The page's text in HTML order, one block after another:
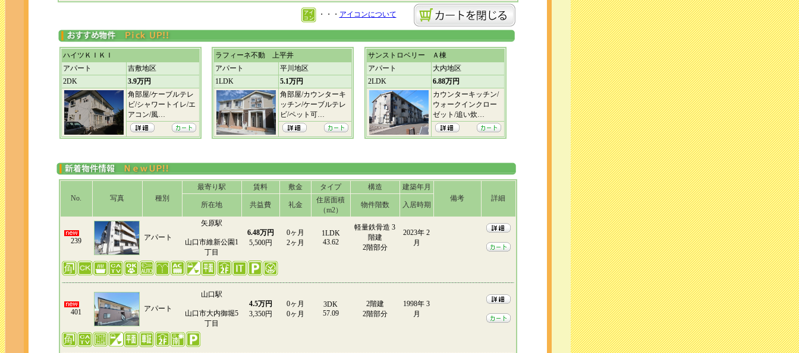
・・・ アイコンについて
ハイツＫＩＫＩ
アパート
吉敷地区
2DK
3.9万円
角部屋/ケーブルテレ
ビ/シャワートイレ/エ
アコン/風…
ラフィーネ不動 上平井
アパート
平川地区
1LDK
5.1万円
角部屋/カウンターキ
ッチン/ケーブルテレ
ビ/ペット可…
サンストロベリー Ａ棟
アパート
大内地区
2LDK
6.88万円
カウンターキッチン/
ウォークインクロー
ゼット/追い炊…
No. 写真 種別
最寄り駅 賃料 敷金 タイプ 構造
建築年月
備考
詳細
所在地 共益費 礼金
住居面積
（m2）
物件階数 入居時期
239 アパート
矢原駅
山口市維新公園1
丁目
6.48万円
5,500円
0ヶ月
2ヶ月
1LDK
43.62
軽量鉄骨造 3
階建
2階部分
2023年 2
月
401 アパート
山口駅
山口市大内御堀5
丁目
4.5万円
3,350円
0ヶ月
0ヶ月
3DK
57.09
2階建
2階部分
1998年 3
月